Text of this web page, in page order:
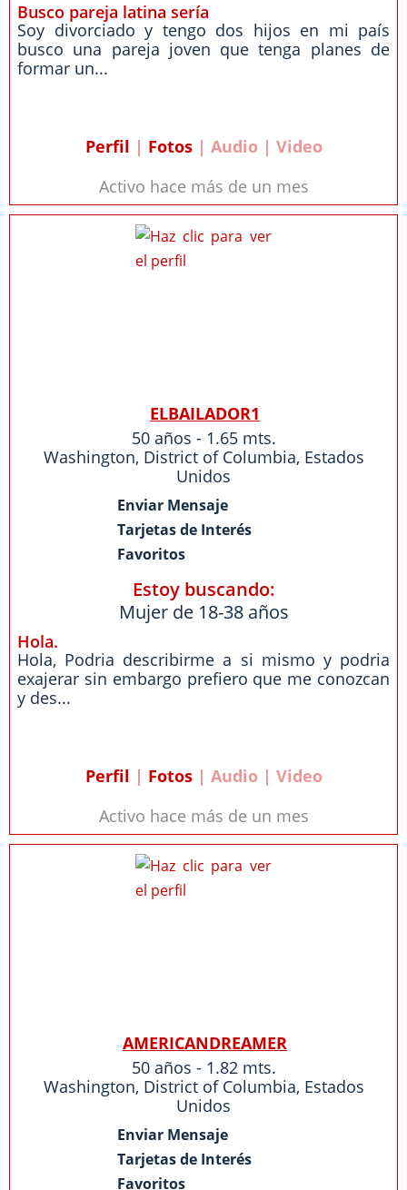
Busco pareja latina sería
Soy divorciado y tengo dos hijos en mi país
busco una pareja joven que tenga planes de
formar un...
Perfil | Fotos| Audio | Video
Activo hace más de un mes
ELBAILADOR1
50 años - 1.65 mts.
Washington, District of Columbia, Estados
Unidos
Enviar Mensaje
Tarjetas de Interés
Favoritos
Estoy buscando:
Mujer de 18-38 años
Hola.
Hola, Podria describirme a si mismo y podria
exajerar sin embargo prefiero que me conozcan
y des...
Perfil | Fotos| Audio | Video
Activo hace más de un mes
AMERICANDREAMER
50 años - 1.82 mts.
Washington, District of Columbia, Estados
Unidos
Enviar Mensaje
Tarjetas de Interés
Favoritos